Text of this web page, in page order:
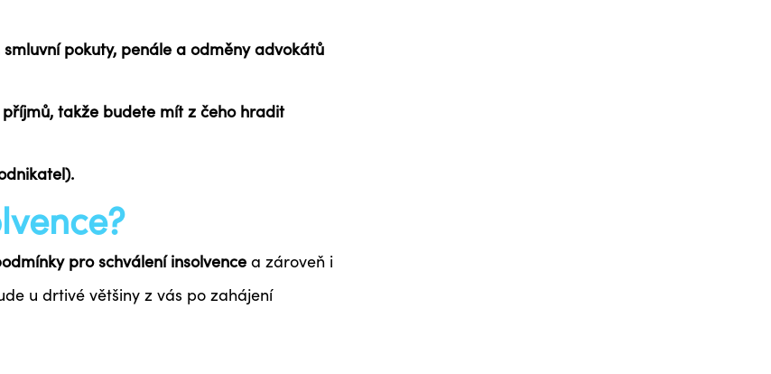
pokuty, penále a odměny advokátů
, takže budete mít z čeho hradit
pro schválení insolvence a zároveň i
u drtivé většiny z vás po zahájení